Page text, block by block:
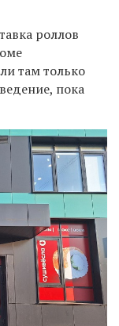
роллов
там только
пока